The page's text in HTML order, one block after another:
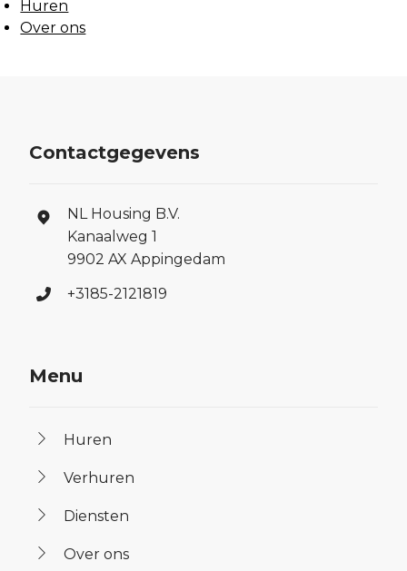
Huren
Over ons
Contactgegevens
NL Housing B.V.
Kanaalweg 1
9902 AX Appingedam
+3185-2121819
Menu
Huren
Verhuren
Diensten
Over ons